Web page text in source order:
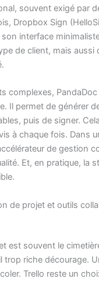
souvent exigé par
Dropbox Sign
interface
de client, mais aussi
complexes,
Il permet de générer
puis de signer.
à chaque fois. Dans
de gestion
Et, en pratique, la
de projet et outils
est souvent le
trop riche décourage.
Trello reste un